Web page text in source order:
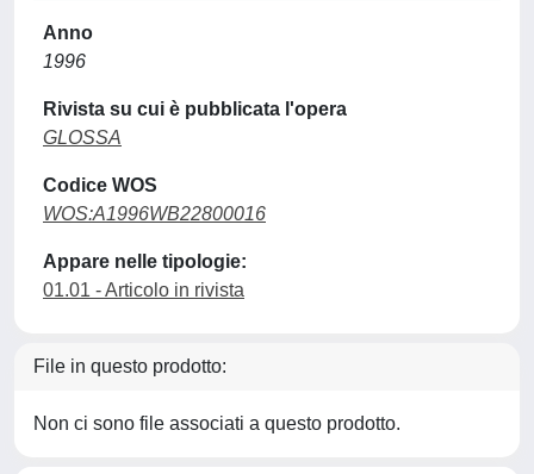
Anno
1996
Rivista su cui è pubblicata l'opera
GLOSSA
Codice WOS
WOS:A1996WB22800016
Appare nelle tipologie:
01.01 - Articolo in rivista
File in questo prodotto:
Non ci sono file associati a questo prodotto.